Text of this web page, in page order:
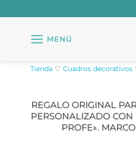
al
MENÚ
Tienda ♡ Cuadros decorativos
REGALO ORIGINAL
PERSONALIZADO CON
PROFE».